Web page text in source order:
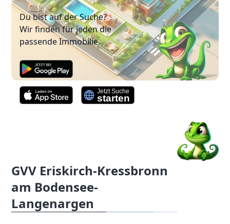
Du bist auf der Suche?
Wir finden für jeden die
passende Immobilie.
GVV Eriskirch-Kressbronn
am Bodensee-
Langenargen